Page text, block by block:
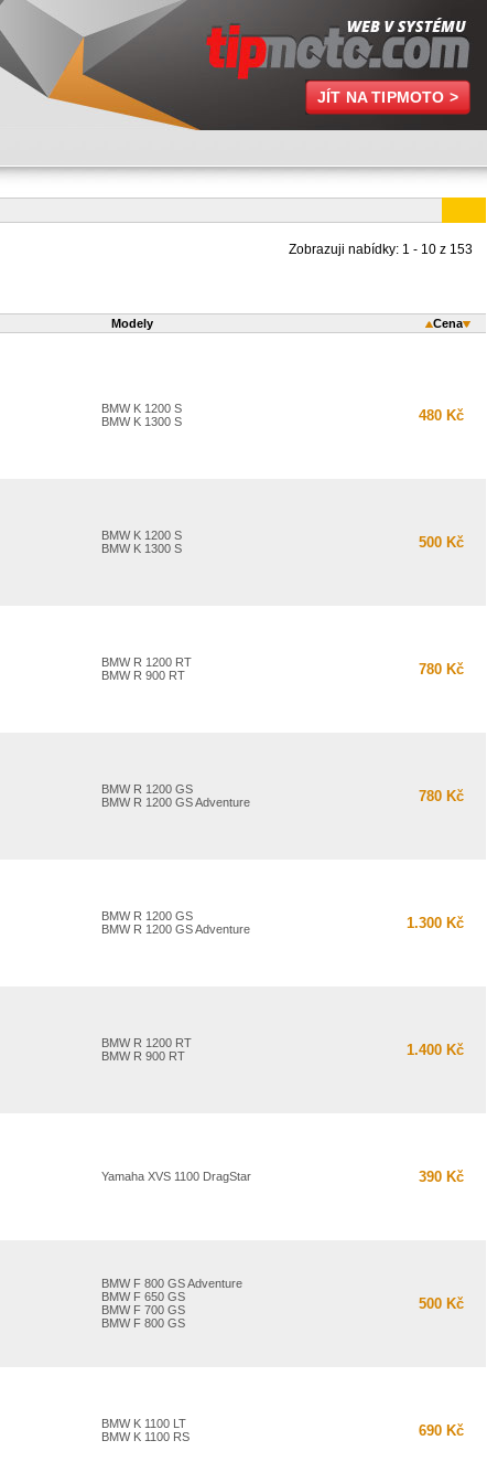
JÍT NA TIPMOTO >
Zobrazuji nabídky: 1 - 10 z 153
Modely Cena
BMW K 1200 S
BMW K 1300 S
480 Kč
BMW K 1200 S
BMW K 1300 S
500 Kč
BMW R 1200 RT
BMW R 900 RT
780 Kč
BMW R 1200 GS
BMW R 1200 GS Adventure
780 Kč
BMW R 1200 GS
BMW R 1200 GS Adventure
1.300 Kč
BMW R 1200 RT
BMW R 900 RT
1.400 Kč
Yamaha XVS 1100 DragStar 390 Kč
BMW F 800 GS Adventure
BMW F 650 GS
BMW F 700 GS
BMW F 800 GS
500 Kč
BMW K 1100 LT
BMW K 1100 RS
690 Kč